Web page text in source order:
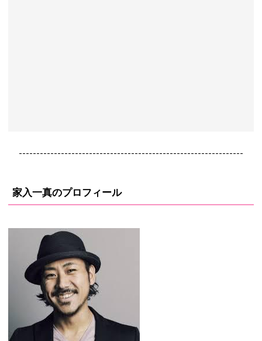
----------------------------------------------------------------
家入一真のプロフィール